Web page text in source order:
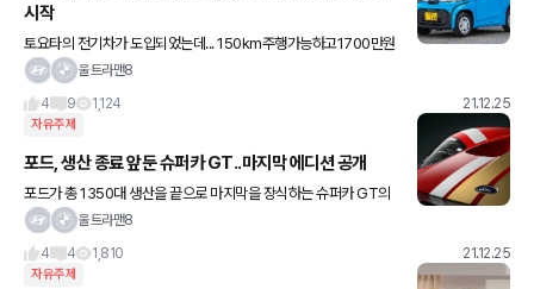
시작
토요타의 전기차가 도입되었는데... 150km주행가능하고1700만원
이라네요;;; 토요타가 이렇게밖에 못내놓는게 진짠가요;;;
울트라맨8
4
9 1,124 21.12.25
자유주제
포드, 생산 종료 앞둔 슈퍼카 GT..마지막 에디션 공개
포드가 총 1350대 생산을 끝으로 마지막을 장식하는 슈퍼카 GT의
파이널 에디션 티저 이미지를 공개했습니다 차체 중앙에 위치해 등
울트라맨8
4
4 1,810 21.12.25
자유주제